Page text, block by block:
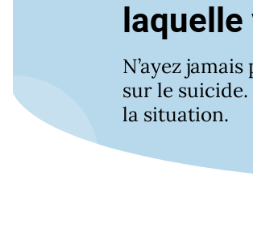
N’ayez
sur le
la situation.